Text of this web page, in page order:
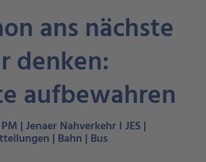
ans nächste
denken:
aufbewahren
| Jenaer Nahverkehr I JES |
| Bahn | Bus